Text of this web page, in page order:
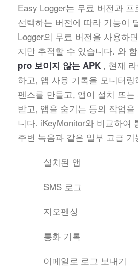
Easy Logger는 무료 버전과
선택하는 버전에 따라 기능이
Logger의 무료 버전을 사용하
지만 추적할 수 있습니다. 와
pro 보이지 않는 APK , 현재
하고, 앱 사용 기록을 모니터링
펜스를 만들고, 앱이 설치 또
받고, 앱을 숨기는 등의 작업
니다. iKeyMonitor와 비교하여
주변 녹음과 같은 일부 고급
설치된 앱
SMS 로그
지오펜싱
통화 기록
이메일로 로그 보내기